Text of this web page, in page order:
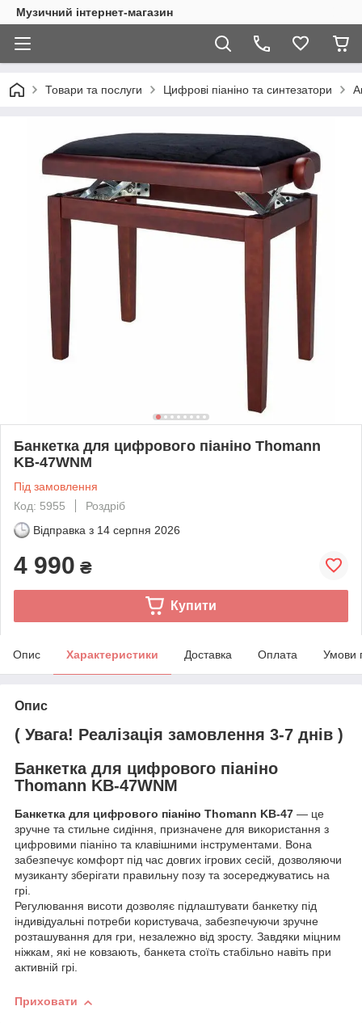
Музичний інтернет-магазин
Товари та послуги Цифрові піаніно та синтезатори
Банкетка для цифрового піаніно Thomann
KB-47WNM
Під замовлення
Код: 5955
Роздріб
Відправка з 14 серпня 2026
4 990 ₴
Купити
Опис Характеристики Доставка Оплата Умови
Опис
( Увага! Реалізація замовлення 3-7 днів )
Банкетка для цифрового піаніно
Thomann KB-47WNM
Банкетка для цифрового піаніно Thomann KB-47 — це
зручне та стильне сидіння, призначене для використання з
цифровими піаніно та клавішними інструментами. Вона
забезпечує комфорт під час довгих ігрових сесій, дозволяючи
музиканту зберігати правильну позу та зосереджуватись на
грі.
Регулювання висоти дозволяє підлаштувати банкетку під
індивідуальні потреби користувача, забезпечуючи зручне
розташування для гри, незалежно від зросту. Завдяки міцним
ніжкам, які не ковзають, банкета стоїть стабільно навіть при
активній грі.
Приховати